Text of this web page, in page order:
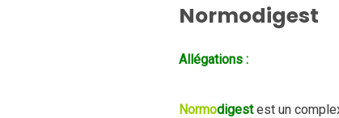
Normodigest
Allégations :
Normodigestest un